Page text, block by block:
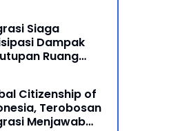
Siaga
Dampak
Ruang
Citizenship of
Terobosan
Menjawab